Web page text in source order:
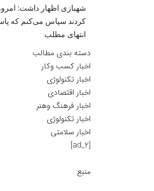
شهبازی اظهار داشت:
کردند سپاس می‌کنم که
انتهای مطلب
دسته بندی مطالب
اخبار کسب وکار
اخبار تکنولوژی
اخبار اقتصادی
اخبار فرهنگ وهنر
اخبار تکنولوژی
اخبار سلامتی
[ad_2]
منبع